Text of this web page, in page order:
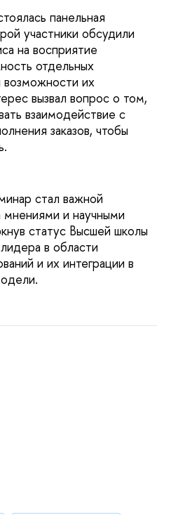
панельная
участники обсудили
на восприятие
отдельных
возможности их
вызвал вопрос о том,
взаимодействие с
заказов, чтобы
стал важной
и научными
статус Высшей школы
в области
и их интеграции в